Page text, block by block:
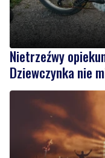
Nietrzeźwy
Dziewczynka nie